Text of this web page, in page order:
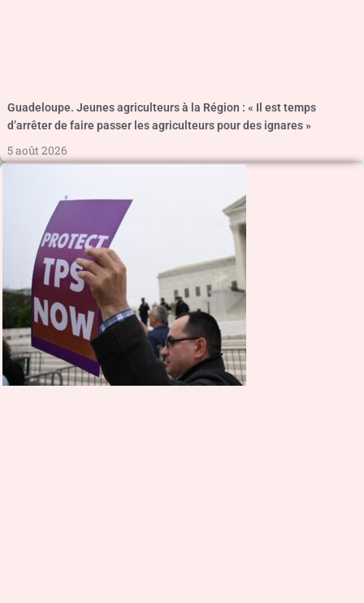
Guadeloupe. Jeunes agriculteurs à la Région : « Il est temps
d’arrêter de faire passer les agriculteurs pour des ignares »
5 août 2026